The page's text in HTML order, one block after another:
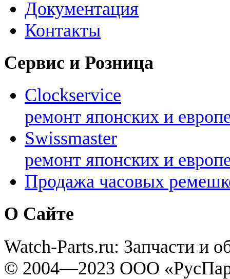
Документация
Контакты
Сервис и Розница
Clockservice
ремонт японских и
Swissmaster
ремонт японских и
Продажа часовых
О Сайте
Watch-Parts.ru: Запчасти и
© 2004—2023 ООО